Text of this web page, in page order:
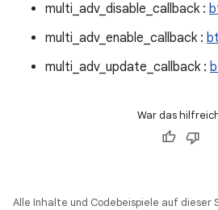
multi_adv_disable_callback :
multi_adv_enable_callback :
multi_adv_update_callback :
War das
Alle Inhalte und Codebeispiele auf dieser